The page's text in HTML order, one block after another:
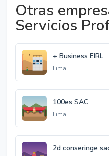
Otras
Servicios
+ Business EIRL
Lima
100es SAC
Lima
2d conseringe